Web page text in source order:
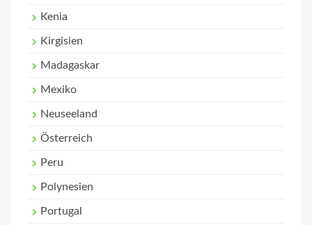
Kenia
Kirgisien
Madagaskar
Mexiko
Neuseeland
Österreich
Peru
Polynesien
Portugal